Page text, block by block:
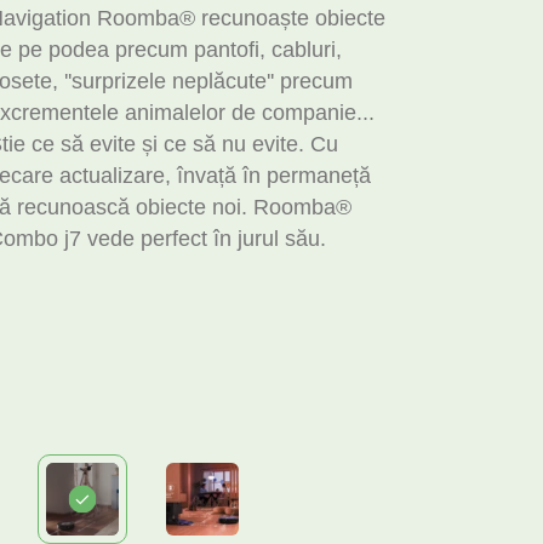
Roomba® recunoaște obiecte
pe podea precum pantofi, cabluri,
''surprizele neplăcute'' precum
animalelor de companie...
ce să evite și ce să nu evite. Cu
actualizare, învață în permaneță
recunoască obiecte noi. Roomba®
j7 vede perfect în jurul său.